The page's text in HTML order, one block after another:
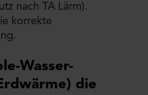
nach TA Lärm).
korrekte
Wasser-
die